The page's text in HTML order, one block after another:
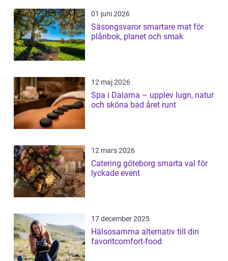
01 juni 2026
Säsongsvaror smartare mat för
plånbok, planet och smak
12 maj 2026
Spa i Dalarna – upplev lugn, natur
och sköna bad året runt
12 mars 2026
Catering göteborg smarta val för
lyckade event
17 december 2025
Hälsosamma alternativ till din
favoritcomfort-food